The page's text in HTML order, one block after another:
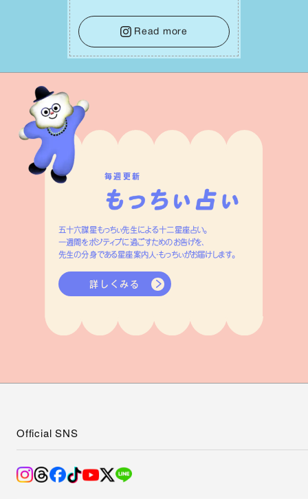
をそっと⼿放し、⽬の前のことに集中しま
しょう。そのブレない決意が、あなたにと
って有意義で安定した成果を引き寄せま
す。
Read more
毎週更新
五十六謀星もっちぃ先生による十二星座占い。
一週間をポジティブに過ごすためのお告げを、
先生の分身である星座案内人・もっちぃがお届けします。
詳しくみる
Official SNS